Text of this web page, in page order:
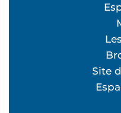
Site